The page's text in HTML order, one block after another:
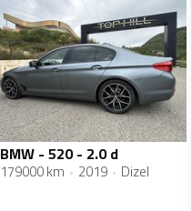
BMW - 520 - 2.0 d
179000 km 2019 Dizel